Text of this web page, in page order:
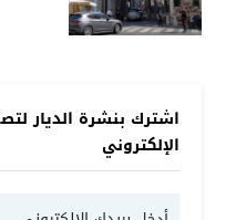
اشترك بنشرة الديار
الإلكتروني